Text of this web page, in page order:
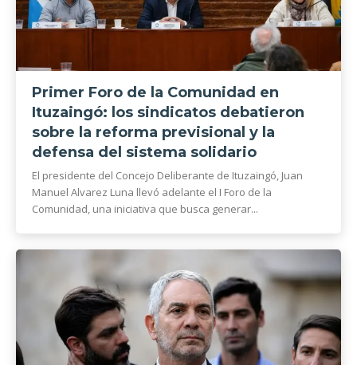
Primer Foro de la Comunidad en
Ituzaingó: los sindicatos debatieron
sobre la reforma previsional y la
defensa del sistema solidario
El presidente del Concejo Deliberante de Ituzaingó, Juan
Manuel Alvarez Luna llevó adelante el I Foro de la
Comunidad, una iniciativa que busca generar...